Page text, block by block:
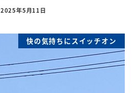
2025年5月11日
快の気持ちにスイッチオン